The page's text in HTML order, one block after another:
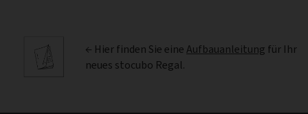
← Hier finden Sie eineAufbauanleitung für Ihr
neues stocubo Regal.